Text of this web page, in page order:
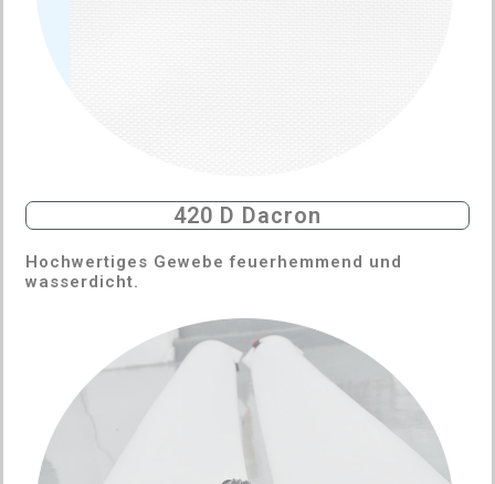
420 D Dacron
Hochwertiges Gewebe feuerhemmend und
wasserdicht.